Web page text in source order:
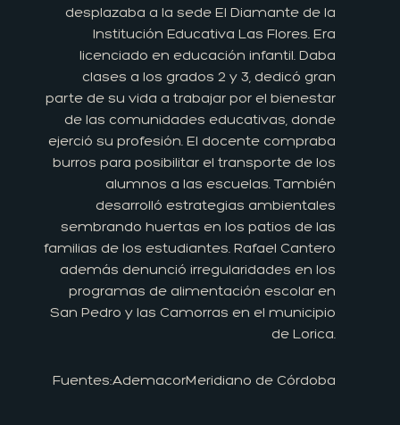
desplazaba a la sede El Diamante de la
Institución Educativa Las Flores. Era
licenciado en educación infantil. Daba
clases a los grados 2 y 3, dedicó gran
parte de su vida a trabajar por el bienestar
de las comunidades educativas, donde
ejerció su profesión. El docente compraba
burros para posibilitar el transporte de los
alumnos a las escuelas. También
desarrolló estrategias ambientales
sembrando huertas en los patios de las
familias de los estudiantes. Rafael Cantero
además denunció irregularidades en los
programas de alimentación escolar en
San Pedro y las Camorras en el municipio
de Lorica.
Fuentes:AdemacorMeridiano de Córdoba